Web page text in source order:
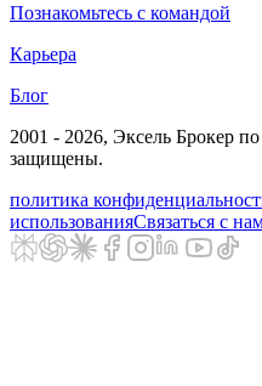
Познакомьтесь с командой
Карьера
Блог
2001 - 2026, Эксель Брокер
защищены.
политика
использованияСвязаться с